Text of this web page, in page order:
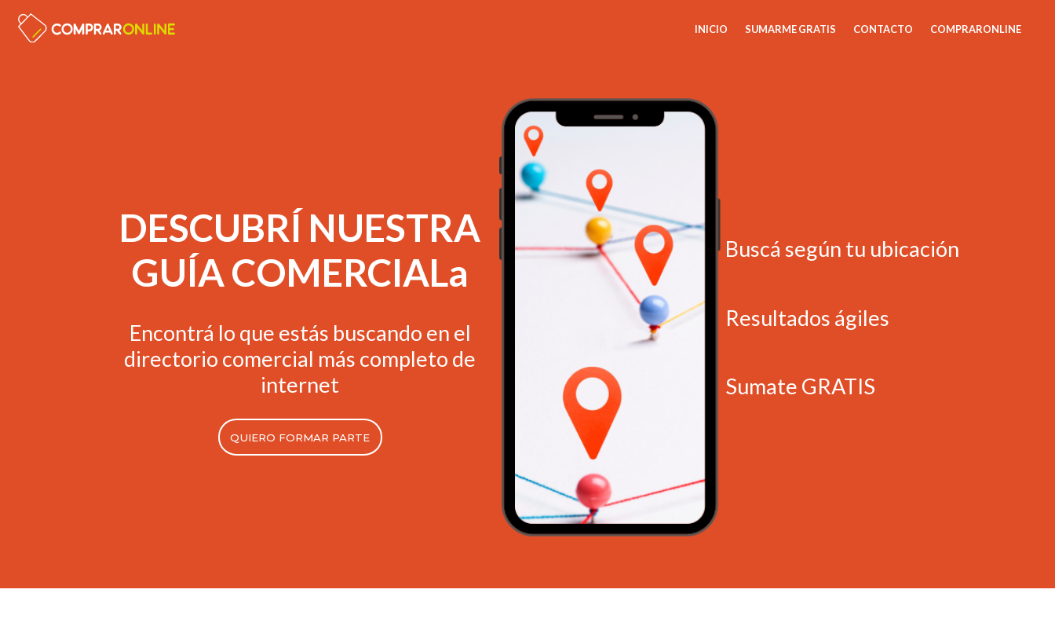
INICIO SUMARME GRATIS CONTACTO COMPRARONLINE
DESCUBRÍ NUESTRA
GUÍA COMERCIALa
Encontrá lo que estás buscando en el
directorio comercial más completo de
internet
QUIERO FORMAR PARTE
Buscá según tu ubicación
Resultados ágiles
Sumate GRATIS
INICIO